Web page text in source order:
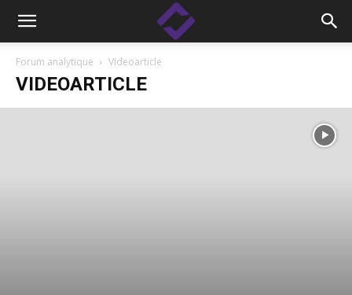
Forum analytique Videoarticle
VIDEOARTICLE